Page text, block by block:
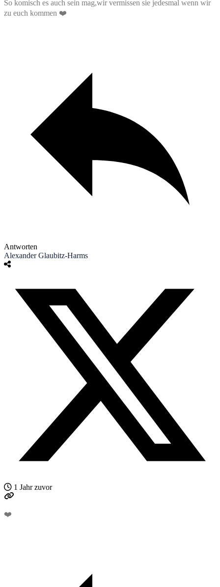
So komisch es auch sein mag,wir vermissen sie jedesmal wenn wir
zu euch kommen ❤️
Antworten
Alexander Glaubitz-Harms
1 Jahr zuvor
❤️